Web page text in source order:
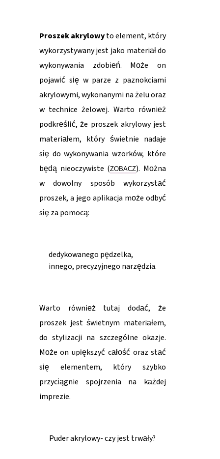
Proszek akrylowyto element, który
wykorzystywany jest jako materiał do
wykonywania zdobień. Może on
pojawić się w parze z paznokciami
akrylowymi, wykonanymi na żelu oraz
w technice żelowej. Warto również
podkreślić, że proszek akrylowy jest
materiałem, który świetnie nadaje
się do wykonywania wzorków, które
będą nieoczywiste (ZOBACZ). Można
w dowolny sposób wykorzystać
proszek, a jego aplikacja może odbyć
się za pomocą:
dedykowanego pędzelka,
innego, precyzyjnego narzędzia.
Warto również tutaj dodać, że
proszek jest świetnym materiałem,
do stylizacji na szczególne okazje.
Może on upiększyć całość oraz stać
się elementem, który szybko
przyciągnie spojrzenia na każdej
imprezie.
Puder akrylowy- czy jest trwały?